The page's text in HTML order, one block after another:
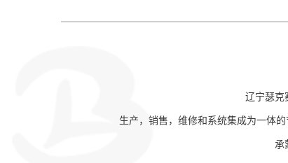
辽宁瑟克
生产，销售，维修和系统集成为一体
承